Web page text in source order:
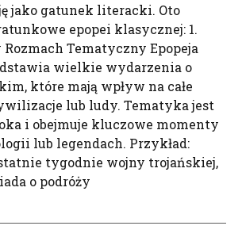
jako gatunek literacki. Oto
epopei klasycznej: 1.
Tematyczny Epopeja
wielkie wydarzenia o
które mają wpływ na całe
lub ludy. Tematyka jest
i obejmuje kluczowe momenty
lub legendach. Przykład:
tygodnie wojny trojańskiej,
o podróży